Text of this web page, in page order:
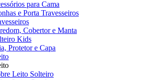
para Cama
e Porta Travesseiros
Cobertor e Manta
Kids
Protetor e Capa
Leito Solteiro